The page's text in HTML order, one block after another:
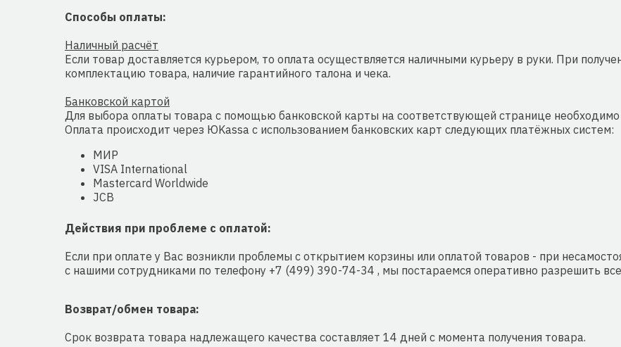
Способы оплаты:
Наличный расчёт
Если товар доставляется курьером, то оплата осуществляется наличными курьеру в руки. При
комплектацию товара, наличие гарантийного талона и чека.
Банковской картой
Для выбора оплаты товара с помощью банковской карты на соответствующей странице
Оплата происходит через ЮKassa с использованием банковских карт следующих платёжных систем:
МИР
VISA International
Mastercard Worldwide
JCB
Действия при проблеме с оплатой:
Если при оплате у Вас возникли проблемы с открытием корзины или оплатой товаров - при
с нашими сотрудниками по телефону +7 (499) 390-74-34 , мы постараемся оперативно разрешить
Возврат/обмен товара:
Срок возврата товара надлежащего качества составляет 14 дней с момента получения товара.